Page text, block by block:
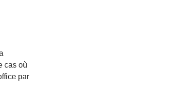
cas où
par